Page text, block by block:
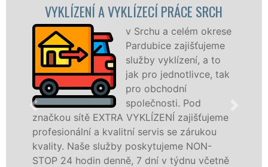
A VYKLÍZECÍ PRÁCE SRCH
v Srchu a celém okrese
Pardubice zajišťujeme
služby vyklízení, a to
jak pro jednotlivce, tak
pro obchodní
společnosti. Pod
EXTRA VYKLÍZENÍ zajišťujeme
a kvalitní servis se zárukou
služby poskytujeme NON-
hodin denně, 7 dní v týdnu včetně
v Srchu a
STOP bez